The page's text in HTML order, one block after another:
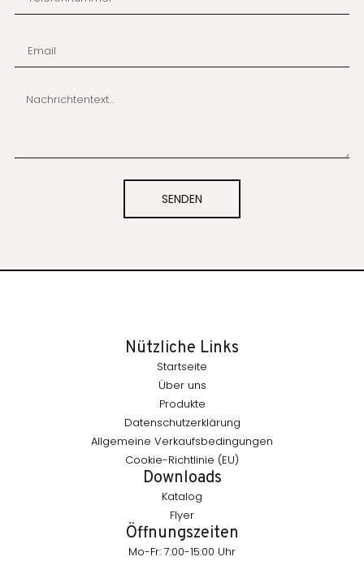
SENDEN
Nützliche Links
Startseite
Über uns
Produkte
Datenschutzerklärung
Allgemeine Verkaufsbedingungen
Cookie-Richtlinie (EU)
Downloads
Katalog
Flyer
Öffnungszeiten
Mo-Fr: 7:00-15:00 Uhr